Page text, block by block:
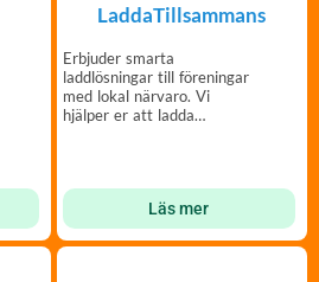
LaddaTillsammans
Erbjuder smarta
laddlösningar till föreningar
med lokal närvaro. Vi
hjälper er att ladda
Läs mer